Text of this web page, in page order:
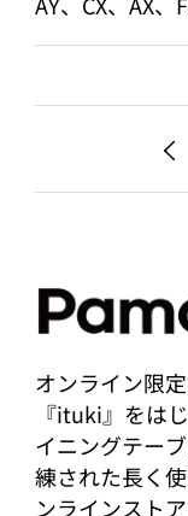
オンライン限
『ituki』をは
イニングテー
練された長く
ンラインストア